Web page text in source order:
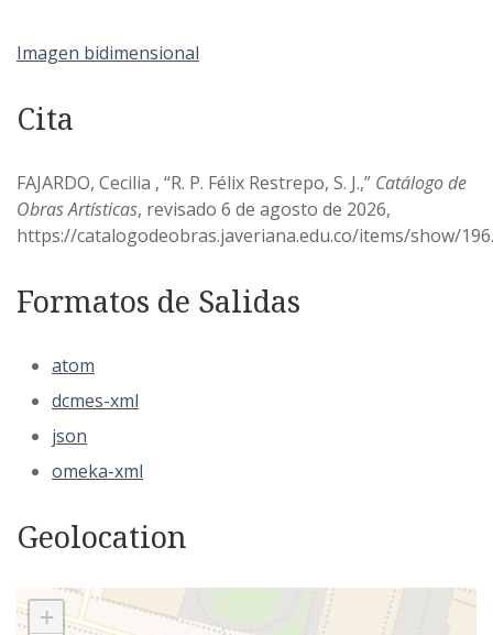
Imagen bidimensional
Cita
FAJARDO, Cecilia , “R. P. Félix Restrepo, S. J.,” Catálogo de
Obras Artísticas, revisado 6 de agosto de 2026,
https://catalogodeobras.javeriana.edu.co/items/show/196.
Formatos de Salidas
atom
dcmes-xml
json
omeka-xml
Geolocation
+